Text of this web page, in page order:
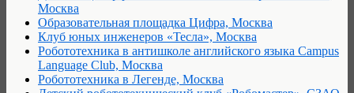
Москва
Образовательная площадка Цифра, Москва
Клуб юных инженеров «Тесла», Москва
Робототехника в антишколе английского языка Campus
Language Club, Москва
Робототехника в Легенде, Москва